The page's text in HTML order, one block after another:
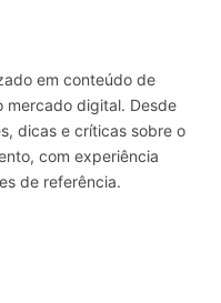
em conteúdo de
mercado digital. Desde
dicas e críticas sobre o
com experiência
de referência.